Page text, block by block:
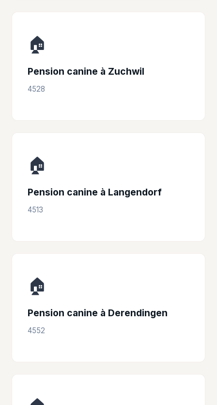
🏠
Pension canine à Zuchwil
4528
🏠
Pension canine à Langendorf
4513
🏠
Pension canine à Derendingen
4552